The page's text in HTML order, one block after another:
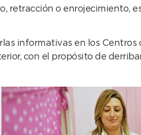
retracción o enrojecimiento,
informativas en los Centros
con el propósito de